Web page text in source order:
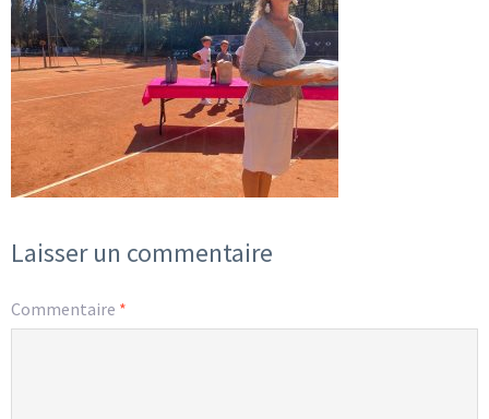
Laisser un commentaire
Commentaire *